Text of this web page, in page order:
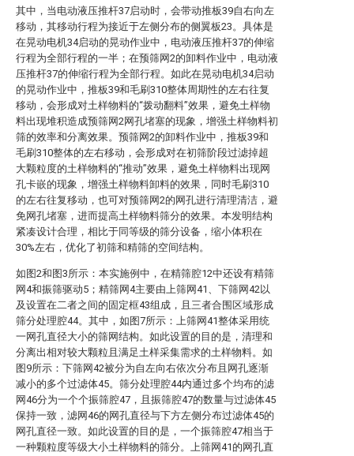
其中，当电动液压推杆37启动时，会带动推板39自右向左
移动，其移动行程为接近于左侧分布的侧翼板23。具体是
在晃动电机34启动的晃动作业中，电动液压推杆37的伸缩
行程为全部行程的一半；在预筛网2的卸料作业中，电动液
压推杆37的伸缩行程为全部行程。如此在晃动电机34启动
的晃动作业中，推板39和毛刷310整体周期性的左右往复
移动，会形成对土样物料的“拨动翻料”效果，避免土样物
料出现堆积造成预筛网2网孔堵塞的现象，增强土样物料初
筛的效率和分离效果。预筛网2的卸料作业中，推板39和
毛刷310整体的左右移动，会形成对在初筛阶段过滤掉超
大颗粒度的土样物料的“推动”效果，避免土样物料出现网
孔卡嵌的现象，增强土样物料卸料的效果，同时毛刷310
的左右往复移动，也可对预筛网2的网孔进行清理清洁，避
免网孔堵塞，进而提高土样物料筛分的效果。本发明结构
紧凑设计合理，相比于同等级的筛分设备，缩小体积在
30%左右，优化了初筛和精筛的空间结构。
如图2和图3所示：本实施例中，在精筛腔12中还设有精筛
网4和振筛驱动5；精筛网4主要由上筛网41、下筛网42以
及设置在二者之间的固定框43组成，且三者合围区域形成
筛分处理腔44。其中，如图7所示：上筛网41整体采用统
一网孔直径大小的筛网结构。如此设置的目的是，清理和
分离出相对较大颗粒且满足土样采集需求的土样物料。如
图9所示：下筛网42被分为自左向右依次分布且网孔逐渐
减小的多个过滤体45。筛分处理腔44内通过多个均布的滤
网46分为一个个振筛腔47，且振筛腔47的数量与过滤体45
保持一致，滤网46的网孔直径与下方左侧分布过滤体45的
网孔直径一致。如此设置的目的是，一个振筛腔47相当于
一种颗粒度等级大小土样物料的筛分。上筛网41的网孔直